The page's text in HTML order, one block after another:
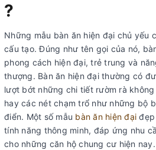
?
Những mẫu bàn ăn hiện đại chủ yếu
cấu tạo. Đúng như tên gọi của nó,
phong cách hiện đại, trẻ trung và
thượng. Bàn ăn hiện đại thường có
lượt bớt những chi tiết rườm rà
hay các nét chạm trổ như những bộ
điển. Một số mẫu bàn ăn hiện đại đẹp
tính năng thông minh, đáp ứng nhu
cho những căn hộ chung cư hiện nay.